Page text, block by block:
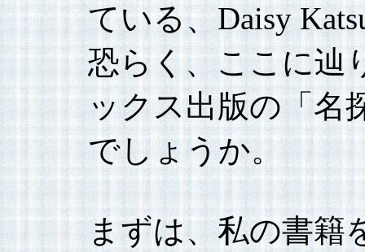
ている、Daisy
恐らく、ここに辿
ックス出版の「名
でしょうか。
まずは、私の書籍